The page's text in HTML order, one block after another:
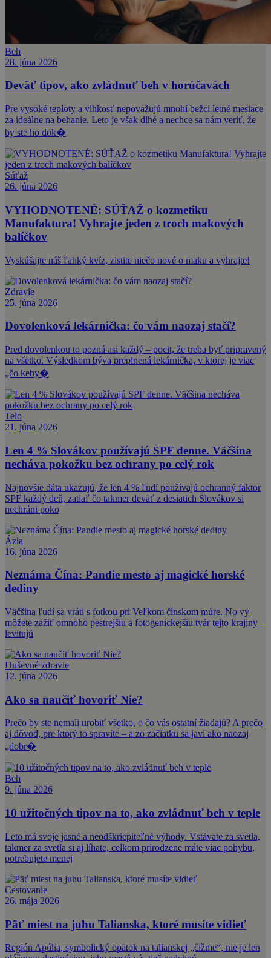
Beh
28. júna 2026
Deväť tipov, ako zvládnuť beh v horúčavách
Pre vysoké teploty a vlhkosť nepovažujú mnohí bežci letné mesiace
za ideálne na behanie. Leto je však dlhé a nechce sa nám veriť, že
by ste ho dok�
Súťaž
26. júna 2026
VYHODNOTENÉ: SÚŤAŽ o kozmetiku
Manufaktura! Vyhrajte jeden z troch makových
balíčkov
Vyskúšajte náš ľahký kvíz, zistite niečo nové o maku a vyhrajte!
Zdravie
25. júna 2026
Dovolenková lekárnička: čo vám naozaj stačí?
Pred dovolenkou to pozná asi každý – pocit, že treba byť pripravený
na všetko. Výsledkom býva preplnená lekárnička, v ktorej je viac
„čo keby�
Telo
21. júna 2026
Len 4 % Slovákov používajú SPF denne. Väčšina
necháva pokožku bez ochrany po celý rok
Najnovšie dáta ukazujú, že len 4 % ľudí používajú ochranný faktor
SPF každý deň, zatiaľ čo takmer deväť z desiatich Slovákov si
nechráni poko
Ázia
16. júna 2026
Neznáma Čína: Pandie mesto aj magické horské
dediny
Väčšina ľudí sa vráti s fotkou pri Veľkom čínskom múre. No vy
môžete zažiť omnoho pestrejšiu a fotogenickejšiu tvár tejto krajiny –
levitujú
Duševné zdravie
12. júna 2026
Ako sa naučiť hovoriť Nie?
Prečo by ste nemali urobiť všetko, o čo vás ostatní žiadajú? A prečo
aj dôvod, pre ktorý to spravíte – a zo začiatku sa javí ako naozaj
„dobr�
Beh
9. júna 2026
10 užitočných tipov na to, ako zvládnuť beh v teple
Leto má svoje jasné a neodškriepiteľné výhody. Vstávate za svetla,
takmer za svetla si aj líhate, celkom prirodzene máte viac pohybu,
potrebujete menej
Cestovanie
26. mája 2026
Päť miest na juhu Talianska, ktoré musíte vidieť
Región Apúlia, symbolický opätok na talianskej „čižme“, nie je len